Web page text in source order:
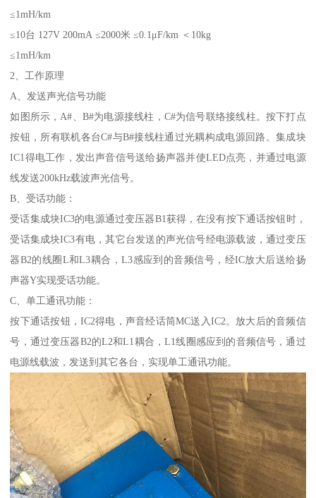
≤1mH/km
≤10台 127V 200mA ≤2000米 ≤0.1μF/km ＜10kg
≤1mH/km
2、工作原理
A、发送声光信号功能
如图所示，A#、B#为电源接线柱，C#为信号联络接线柱。按下打点
按钮，所有联机各台C#与B#接线柱通过光耦构成电源回路。集成块
IC1得电工作，发出声音信号送给扬声器并使LED点亮，并通过电源
线发送200kHz载波声光信号。
B、受话功能：
受话集成块IC3的电源通过变压器B1获得，在没有按下通话按钮时，
受话集成块IC3有电，其它台发送的声光信号经电源载波，通过变压
器B2的线圈L和L3耦合，L3感应到的音频信号，经IC放大后送给扬
声器Y实现受话功能。
C、单工通讯功能：
按下通话按钮，IC2得电，声音经话筒MC送入IC2。放大后的音频信
号，通过变压器B2的L2和L1耦合，L1线圈感应到的音频信号，通过
电源线载波，发送到其它各台，实现单工通讯功能。